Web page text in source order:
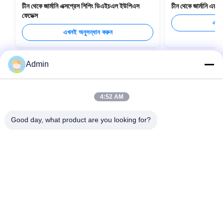
চীন থেকে জার্মানি এক্সপ্রেস শিপিং ডিএইচএল ইউপিএস
ফেডেক্স
এখনই অনুসন্ধান করুন
চীন থেকে জার্মানি
Admin
4:52 AM
Good day, what product are you looking for?